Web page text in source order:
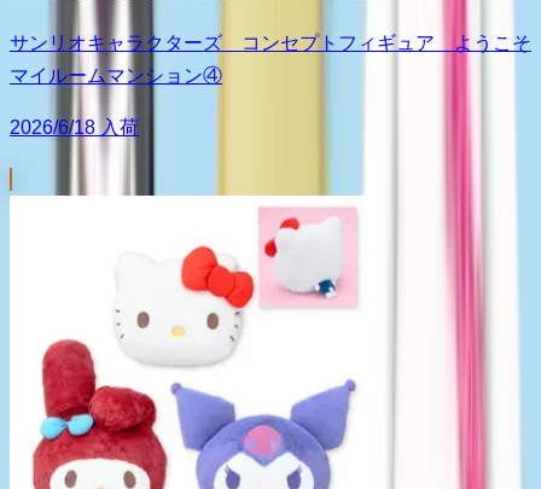
サンリオキャラクターズ コンセプトフィギュア ようこそ
マイルームマンション④
2026/6/18 入荷